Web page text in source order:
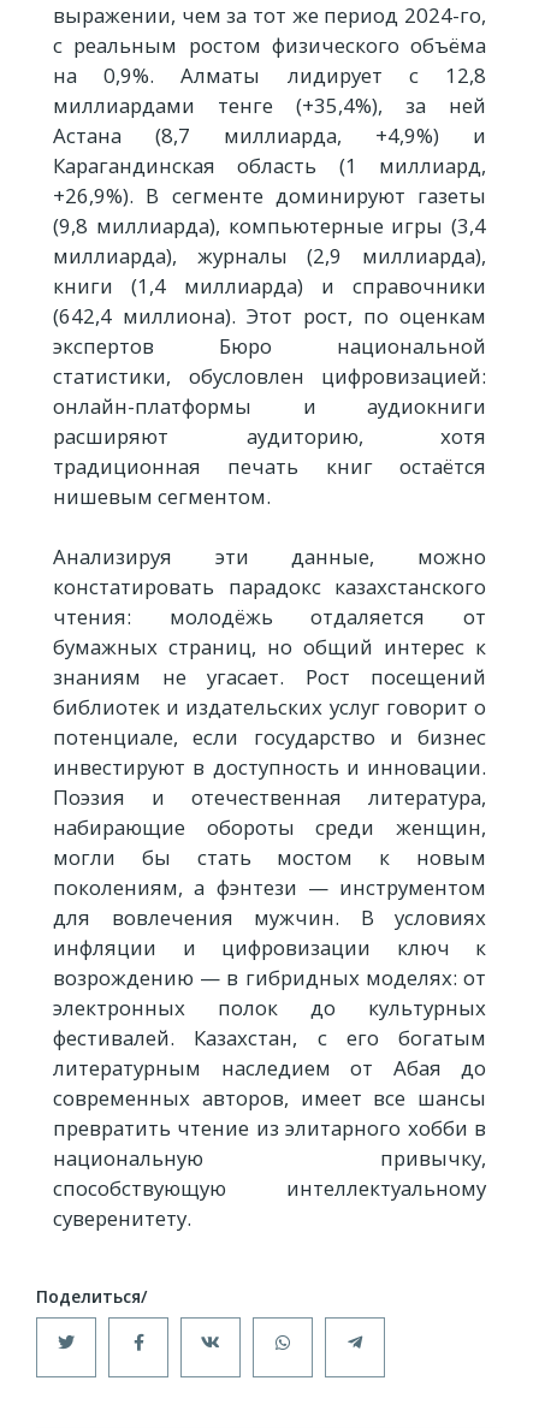
выражении, чем за тот же период 2024-го,
с реальным ростом физического объёма
на 0,9%. Алматы лидирует с 12,8
миллиардами тенге (+35,4%), за ней
Астана (8,7 миллиарда, +4,9%) и
Карагандинская область (1 миллиард,
+26,9%). В сегменте доминируют газеты
(9,8 миллиарда), компьютерные игры (3,4
миллиарда), журналы (2,9 миллиарда),
книги (1,4 миллиарда) и справочники
(642,4 миллиона). Этот рост, по оценкам
экспертов Бюро национальной
статистики, обусловлен цифровизацией:
онлайн-платформы и аудиокниги
расширяют аудиторию, хотя
традиционная печать книг остаётся
нишевым сегментом.
Анализируя эти данные, можно
констатировать парадокс казахстанского
чтения: молодёжь отдаляется от
бумажных страниц, но общий интерес к
знаниям не угасает. Рост посещений
библиотек и издательских услуг говорит о
потенциале, если государство и бизнес
инвестируют в доступность и инновации.
Поэзия и отечественная литература,
набирающие обороты среди женщин,
могли бы стать мостом к новым
поколениям, а фэнтези — инструментом
для вовлечения мужчин. В условиях
инфляции и цифровизации ключ к
возрождению — в гибридных моделях: от
электронных полок до культурных
фестивалей. Казахстан, с его богатым
литературным наследием от Абая до
современных авторов, имеет все шансы
превратить чтение из элитарного хобби в
национальную привычку,
способствующую интеллектуальному
суверенитету.